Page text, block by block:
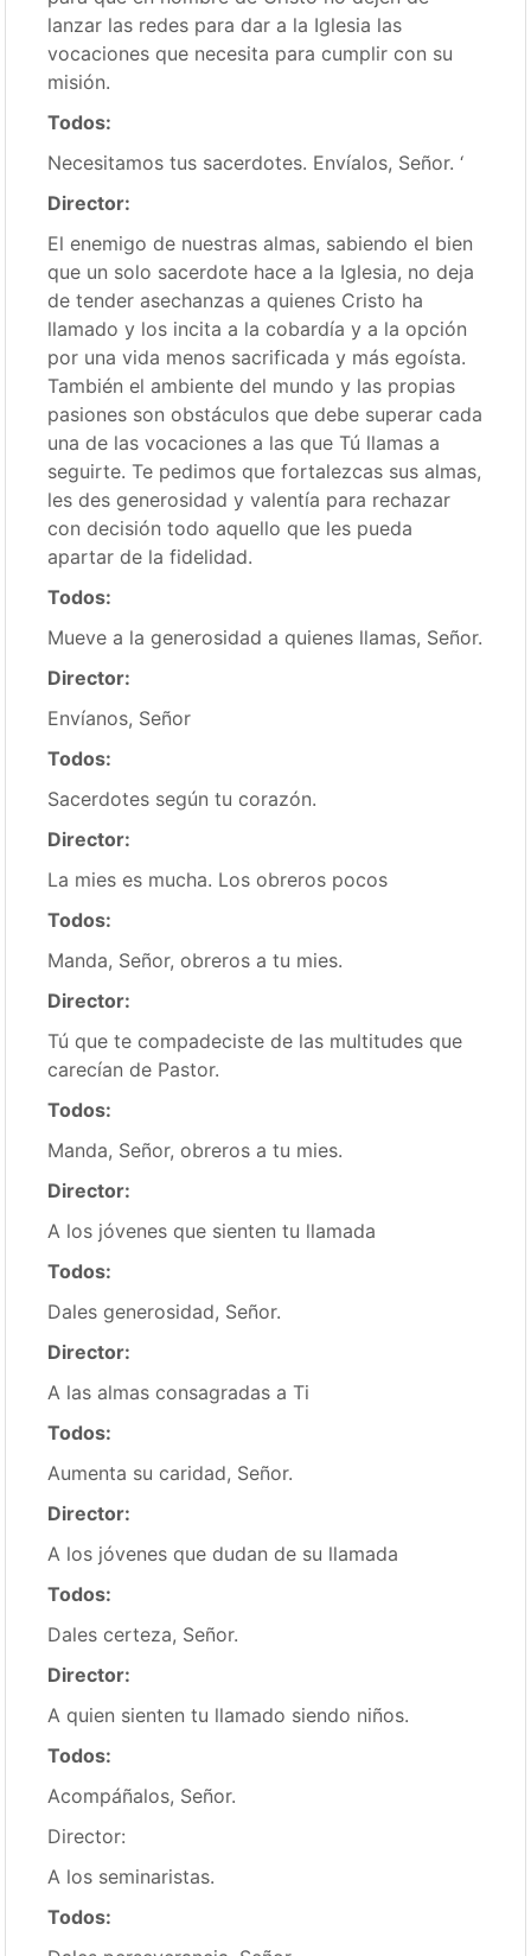
lanzar las redes para dar a la Iglesia las
vocaciones que necesita para cumplir con su
misión.
Todos:
Necesitamos tus sacerdotes. Envíalos, Señor. ‘
Director:
El enemigo de nuestras almas, sabiendo el bien
que un solo sacerdote hace a la Iglesia, no deja
de tender asechanzas a quienes Cristo ha
llamado y los incita a la cobardía y a la opción
por una vida menos sacrificada y más egoísta.
También el ambiente del mundo y las propias
pasiones son obstáculos que debe superar cada
una de las vocaciones a las que Tú llamas a
seguirte. Te pedimos que fortalezcas sus almas,
les des generosidad y valentía para rechazar
con decisión todo aquello que les pueda
apartar de la fidelidad.
Todos:
Mueve a la generosidad a quienes llamas, Señor.
Director:
Envíanos, Señor
Todos:
Sacerdotes según tu corazón.
Director:
La mies es mucha. Los obreros pocos
Todos:
Manda, Señor, obreros a tu mies.
Director:
Tú que te compadeciste de las multitudes que
carecían de Pastor.
Todos:
Manda, Señor, obreros a tu mies.
Director:
A los jóvenes que sienten tu llamada
Todos:
Dales generosidad, Señor.
Director:
A las almas consagradas a Ti
Todos:
Aumenta su caridad, Señor.
Director:
A los jóvenes que dudan de su llamada
Todos:
Dales certeza, Señor.
Director:
A quien sienten tu llamado siendo niños.
Todos:
Acompáñalos, Señor.
Director:
A los seminaristas.
Todos: